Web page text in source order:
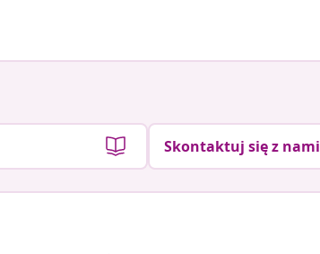
Skontaktuj się z nami